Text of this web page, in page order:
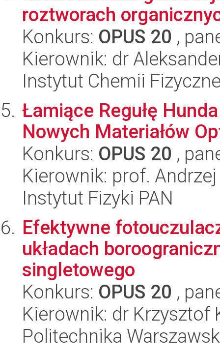
roztworach
Konkurs: OPUS 20 ,
Kierownik: dr
Instytut Chemii
Łamiące Regułę
Nowych Materiałów
Konkurs: OPUS 20 ,
Kierownik: prof.
Instytut Fizyki PAN
Efektywne
układach
singletowego
Konkurs: OPUS 20 ,
Kierownik: dr Krzysztof
Politechnika